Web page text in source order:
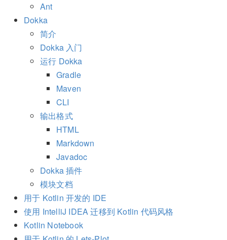
Ant
Dokka
简介
Dokka 入门
运行 Dokka
Gradle
Maven
CLI
输出格式
HTML
Markdown
Javadoc
Dokka 插件
模块文档
用于 Kotlin 开发的 IDE
使用 IntelliJ IDEA 迁移到 Kotlin 代码风格
Kotlin Notebook